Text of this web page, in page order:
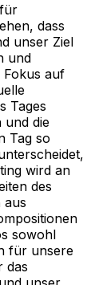
dass
unser Ziel
und
Fokus auf
Tages
und die
Tag so
wird an
des
aus
sowohl
für unsere
das